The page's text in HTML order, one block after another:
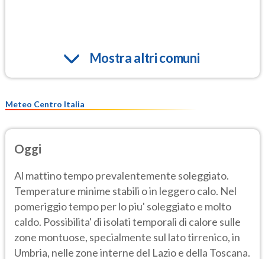
Mostra altri comuni
Meteo Centro Italia
Oggi
Al mattino tempo prevalentemente soleggiato.
Temperature minime stabili o in leggero calo. Nel
pomeriggio tempo per lo piu' soleggiato e molto
caldo. Possibilita' di isolati temporali di calore sulle
zone montuose, specialmente sul lato tirrenico, in
Umbria, nelle zone interne del Lazio e della Toscana.